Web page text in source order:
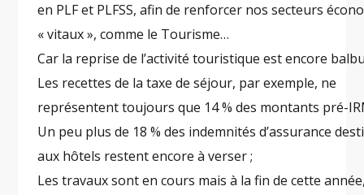
en PLF et PLFSS, afin de renforcer nos secteurs
« vitaux », comme le Tourisme…
Car la reprise de l’activité touristique est encore
Les recettes de la taxe de séjour, par exemple, ne
représentent toujours que 14 % des montants pré-
Un peu plus de 18 % des indemnités d’assurance
aux hôtels restent encore à verser ;
Les travaux sont en cours mais à la fin de cette